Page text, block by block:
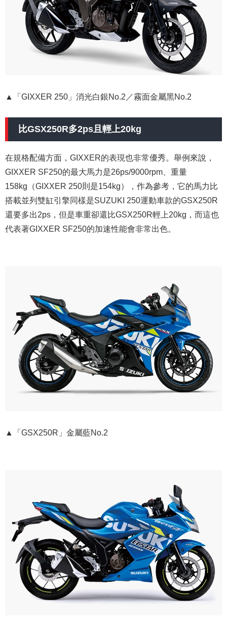
▲「GIXXER 250」消光白銀No.2／霧面金屬黑No.2
比GSX250R多2ps且輕上20kg
在規格配備方面，GIXXER的表現也非常優秀。舉例來說，
GIXXER SF250的最大馬力是26ps/9000rpm、重量
158kg（GIXXER 250則是154kg），作為參考，它的馬力比
搭載並列雙缸引擎同樣是SUZUKI 250運動車款的GSX250R
還要多出2ps，但是車重卻還比GSX250R輕上20kg，而這也
代表著GIXXER SF250的加速性能會非常出色。
▲「GSX250R」金屬藍No.2